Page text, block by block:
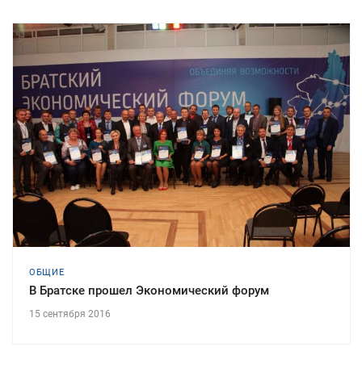
ОБЩИЕ
В Братске прошел Экономический форум
15 сентября 2016